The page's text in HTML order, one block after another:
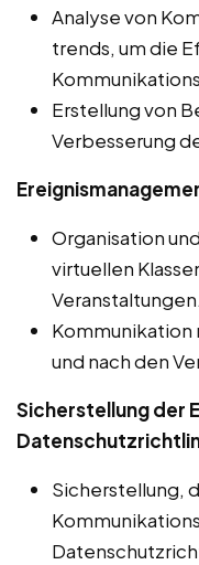
Analyse von
trends, um die
Erstellung von
Verbesserung
Organisation
virtuellen
Veranstaltungen.
Kommunikation
und nach den
Sicherstellung der
Sicherstellung,